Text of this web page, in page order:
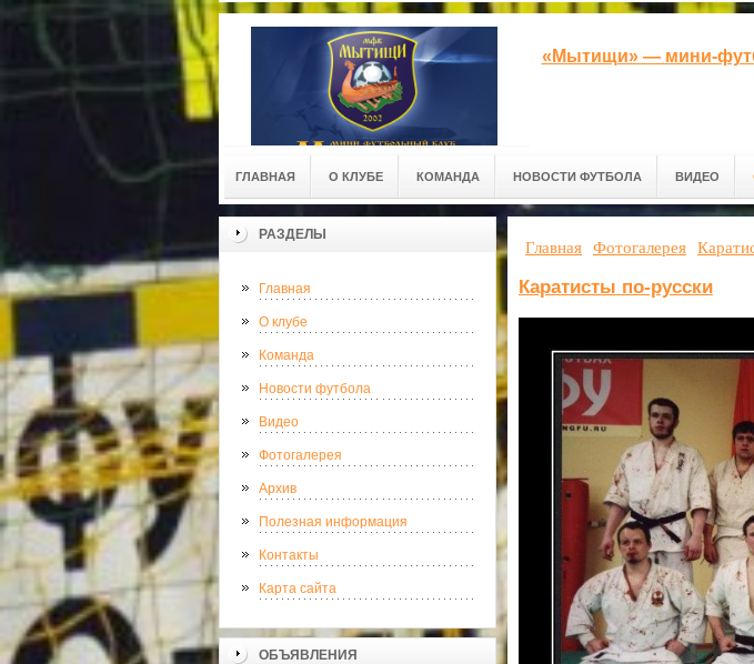
«Мытищи» — мини-
ГЛАВНАЯ О КЛУБЕ КОМАНДА НОВОСТИ ФУТБОЛА ВИДЕО
РАЗДЕЛЫ
Главная
О клубе
Команда
Новости футбола
Видео
Фотогалерея
Архив
Полезная информация
Контакты
Карта сайта
ОБЪЯВЛЕНИЯ
Главная Фотогалерея
Каратисты по-русски